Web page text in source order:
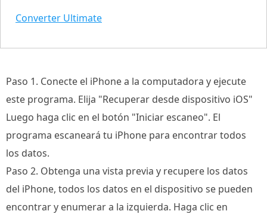
Converter Ultimate
Paso 1. Conecte el iPhone a la computadora y ejecute
este programa. Elija "Recuperar desde dispositivo iOS"
Luego haga clic en el botón "Iniciar escaneo". El
programa escaneará tu iPhone para encontrar todos
los datos.
Paso 2. Obtenga una vista previa y recupere los datos
del iPhone, todos los datos en el dispositivo se pueden
encontrar y enumerar a la izquierda. Haga clic en